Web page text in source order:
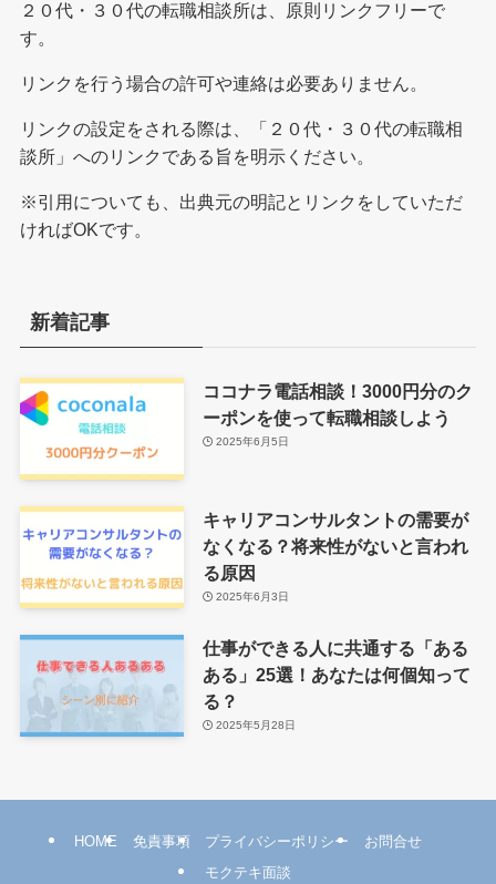
２０代・３０代の転職相談所は、原則リンクフリーで
す。
リンクを行う場合の許可や連絡は必要ありません。
リンクの設定をされる際は、「２０代・３０代の転職相
談所」へのリンクである旨を明示ください。
※引用についても、出典元の明記とリンクをしていただ
ければOKです。
新着記事
ココナラ電話相談！3000円分のク
ーポンを使って転職相談しよう
2025年6月5日
キャリアコンサルタントの需要が
なくなる？将来性がないと言われ
る原因
2025年6月3日
仕事ができる人に共通する「ある
ある」25選！あなたは何個知って
る？
2025年5月28日
HOME 免責事項 プライバシーポリシー
お問合せ
モクテキ面談